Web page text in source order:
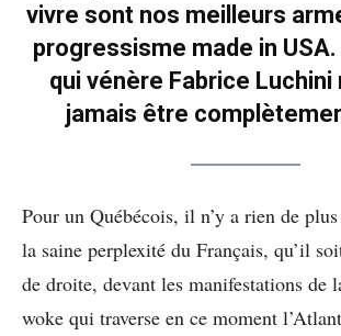
vivre sont nos meilleurs
progressisme made in
qui vénère Fabrice Luchini
jamais être
Pour un Québécois, il n’y a rien de
la saine perplexité du Français, qu’il
de droite, devant les manifestations de
woke qui traverse en ce moment